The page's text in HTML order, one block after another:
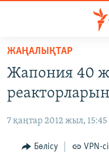
Skip
main
content
Skip
to
Navigation
AZATTYQTV
ҚАҢТАР ОҚИҒАСЫ
АДАМ ҚҰҚЫҚТАРЫ
ЖАҢАЛЫҚТАР
Жапония 40
7 қаңтар 2012 жыл, 15:45
Бөлісу VPN-